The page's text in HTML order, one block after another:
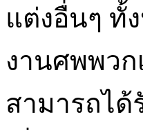
แต่งอื่นๆ ทั้
งานศพพวก
สามารถไ